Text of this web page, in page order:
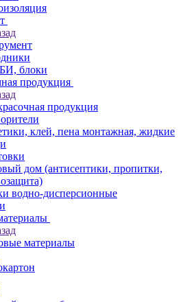
блоки
продукция
продукция
клей, пена монтажная, жидкие
дом (антисептики, пропитки,
водно-дисперсионные
материалы